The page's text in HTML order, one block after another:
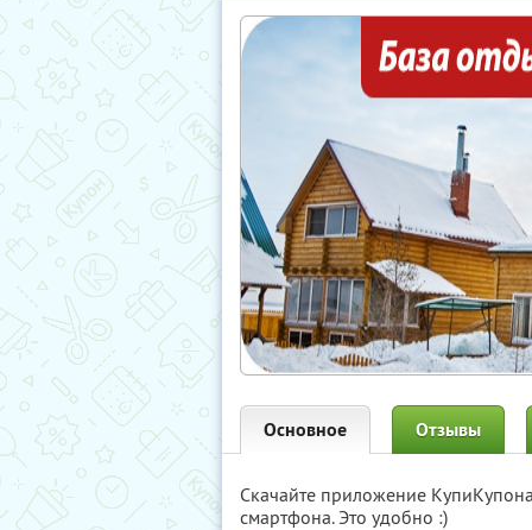
Основное Отзывы
Скачайте приложение
смартфона. Это удобно :)